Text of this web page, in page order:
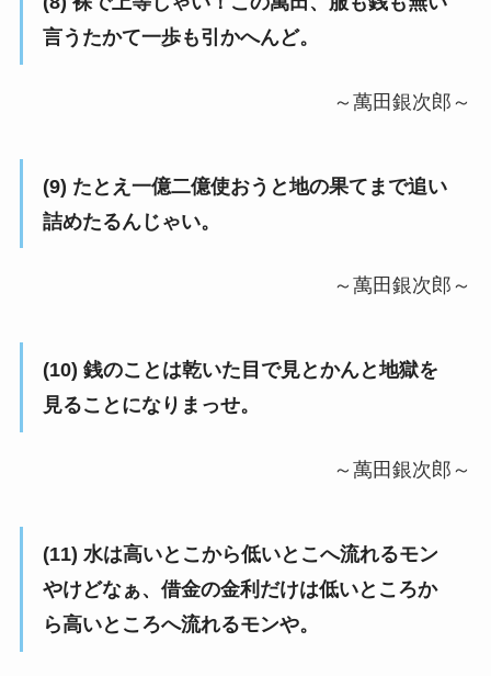
言うたかて一歩も引かへんど。
～萬田銀次郎～
(9) たとえ一億二億使おうと地の果てまで追い
詰めたるんじゃい。
～萬田銀次郎～
(10) 銭のことは乾いた目で見とかんと地獄を
見ることになりまっせ。
～萬田銀次郎～
(11) 水は高いとこから低いとこへ流れるモン
やけどなぁ、借金の金利だけは低いところか
ら高いところへ流れるモンや。